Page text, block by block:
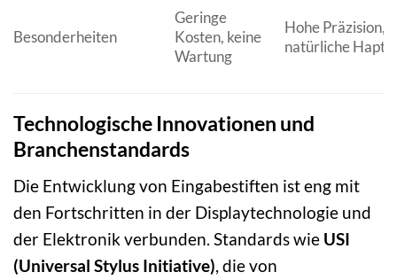
Besonderheiten
Geringe
Kosten, keine
Wartung
Hohe Präzision,
natürliche Haptik
Technologische Innovationen und
Branchenstandards
Die Entwicklung von Eingabestiften ist eng mit
den Fortschritten in der Displaytechnologie und
der Elektronik verbunden. Standards wie USI
(Universal Stylus Initiative), die von